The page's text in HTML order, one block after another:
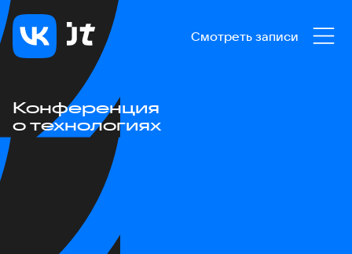
Смотреть записи
Конференция
о технологиях